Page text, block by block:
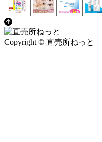
Copyright © 直売所ねっと